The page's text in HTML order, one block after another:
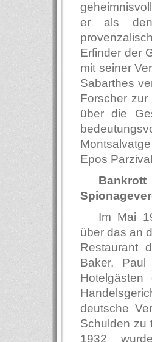
er als den
Erfinder der
mit seiner
Sabarthes
Forscher zur
über die
Epos
Im Mai
über das an
Restaurant
Baker,
deutsche
Schulden zu
1932